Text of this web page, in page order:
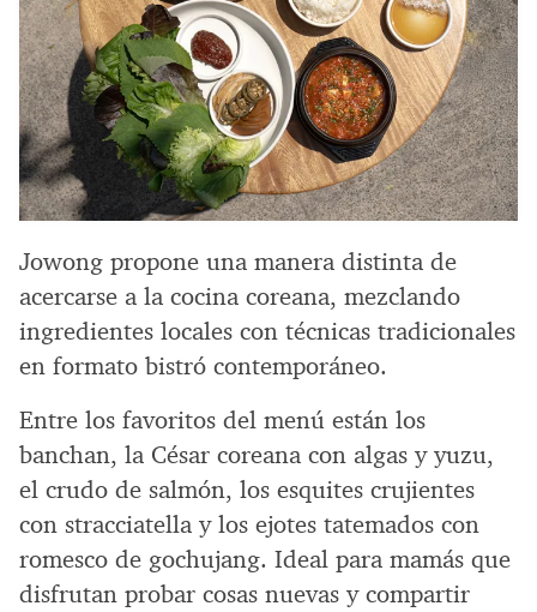
Jowong propone una manera distinta de
acercarse a la cocina coreana, mezclando
ingredientes locales con técnicas tradicionales
en formato bistró contemporáneo.
Entre los favoritos del menú están los
banchan, la César coreana con algas y yuzu,
el crudo de salmón, los esquites crujientes
con stracciatella y los ejotes tatemados con
romesco de gochujang. Ideal para mamás que
disfrutan probar cosas nuevas y compartir